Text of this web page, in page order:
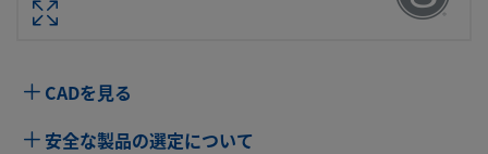
仕様
属性
CADを見る
安全な製品の選定について